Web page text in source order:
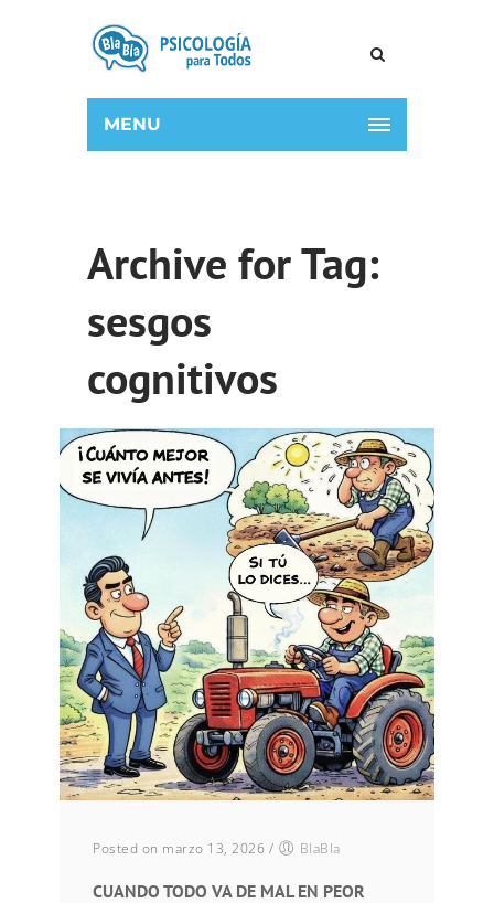
MENU
Archive for Tag:
sesgos
cognitivos
Posted on marzo 13, 2026 / BlaBla
CUANDO TODO VA DE MAL EN PEOR